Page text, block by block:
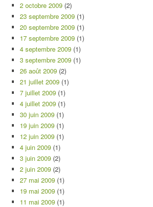
2 octobre 2009 (2)
23 septembre 2009 (1)
20 septembre 2009 (1)
17 septembre 2009 (1)
4 septembre 2009 (1)
3 septembre 2009 (1)
26 août 2009 (2)
21 juillet 2009 (1)
7 juillet 2009 (1)
4 juillet 2009 (1)
30 juin 2009 (1)
19 juin 2009 (1)
12 juin 2009 (1)
4 juin 2009 (1)
3 juin 2009 (2)
2 juin 2009 (2)
27 mai 2009 (1)
19 mai 2009 (1)
11 mai 2009 (1)